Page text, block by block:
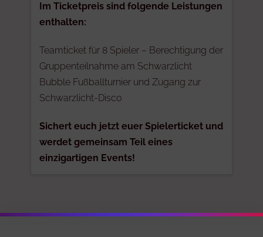
Im Ticketpreis sind folgende Leistungen
enthalten:
Teamticket für 8 Spieler – Berechtigung der
Gruppenteilnahme am Schwarzlicht
Bubble Fußballturnier und Zugang zur
Schwarzlicht-Disco
Sichert euch jetzt euer Spielerticket und
werdet gemeinsam Teil eines
einzigartigen Events!